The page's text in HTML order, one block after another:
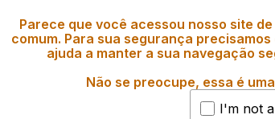
Parece que você acessou nosso site
comum. Para sua segurança
ajuda a manter a sua navegação
Não se preocupe, essa é
I'm not